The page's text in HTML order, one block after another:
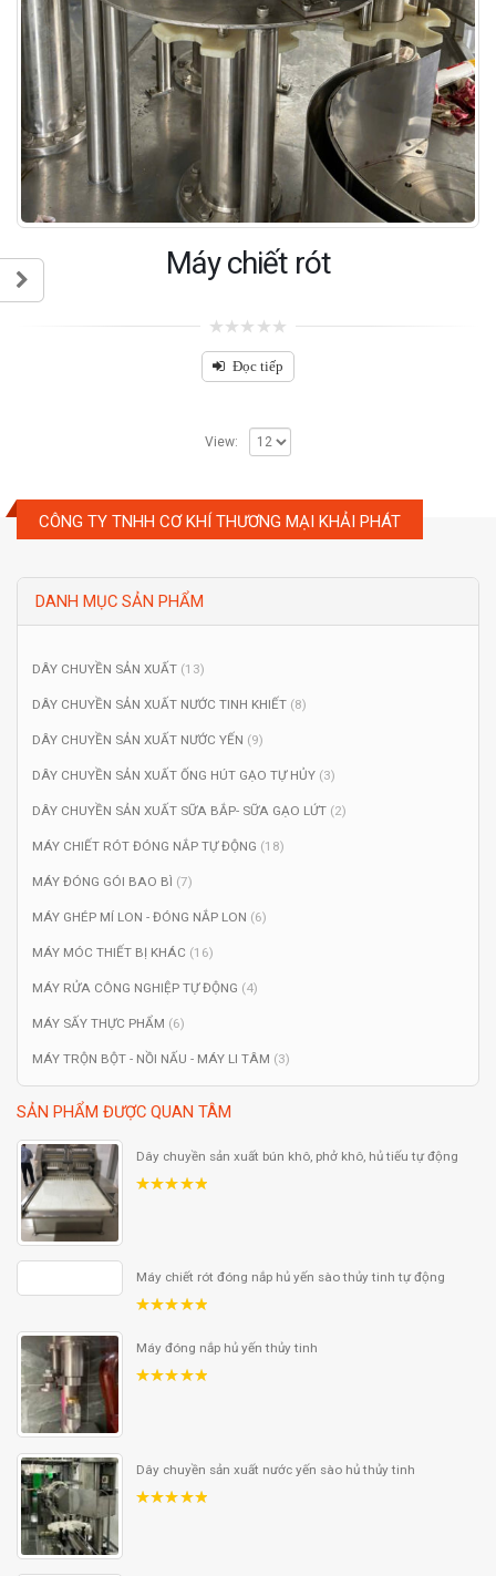
Máy chiết rót
0
out
of
Đọc tiếp
View:
CÔNG TY TNHH CƠ KHÍ THƯƠNG MẠI KHẢI PHÁT
DANH MỤC SẢN PHẨM
DÂY CHUYỀN SẢN XUẤT (13)
DÂY CHUYỀN SẢN XUẤT NƯỚC TINH KHIẾT (8)
DÂY CHUYỀN SẢN XUẤT NƯỚC YẾN (9)
DÂY CHUYỀN SẢN XUẤT ỐNG HÚT GẠO TỰ HỦY (3)
DÂY CHUYỀN SẢN XUẤT SỮA BẮP- SỮA GẠO LỨT (2)
MÁY CHIẾT RÓT ĐÓNG NẮP TỰ ĐỘNG (18)
MÁY ĐÓNG GÓI BAO BÌ (7)
MÁY GHÉP MÍ LON - ĐÓNG NẮP LON (6)
MÁY MÓC THIẾT BỊ KHÁC (16)
MÁY RỬA CÔNG NGHIỆP TỰ ĐỘNG (4)
MÁY SẤY THỰC PHẨM (6)
MÁY TRỘN BỘT - NỒI NẤU - MÁY LI TÂM (3)
SẢN PHẨM ĐƯỢC QUAN TÂM
Dây chuyền sản xuất bún khô, phở khô, hủ tiếu tự động
Máy chiết rót đóng nắp hủ yến sào thủy tinh tự động
Máy đóng nắp hủ yến thủy tinh
Dây chuyền sản xuất nước yến sào hủ thủy tinh